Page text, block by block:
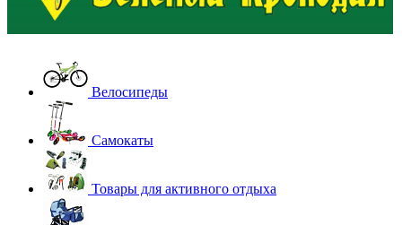
Велосипеды
Самокаты
Товары для активного отдыха